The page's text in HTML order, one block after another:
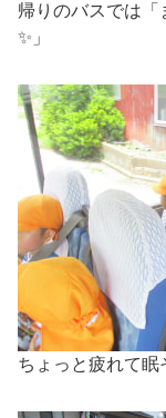
帰りのバスでは「
✨」
ちょっと疲れて眠